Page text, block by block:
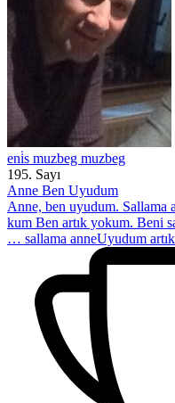
eni̇s muzbeg muzbeg
195. Sayı
Anne Ben Uyudum
Anne, ben uyudum. Sallama
kum Ben artık yokum. Beni
… sallama anneUyudum